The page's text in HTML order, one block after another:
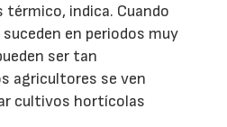
indica. Cuando
en periodos muy
ser tan
agricultores se ven
cultivos hortícolas